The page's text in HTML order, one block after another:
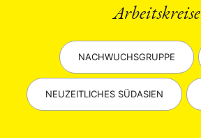
Arbeitskreise
NACHWUCHSGRUPPE
NEUZEITLICHES SÜDASIEN